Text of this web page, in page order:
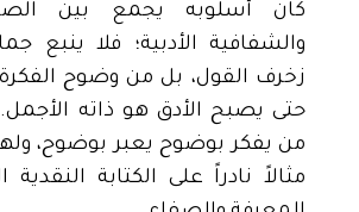
كان أسلوبه يجمع بين
والشفافية الأدبية؛ فلا ينبع
زخرف القول، بل من وضوح الفكرة
حتى يصبح الأدق هو ذاته
من يفكر بوضوح يعبر بوضوح،
مثالاً نادراً على الكتابة